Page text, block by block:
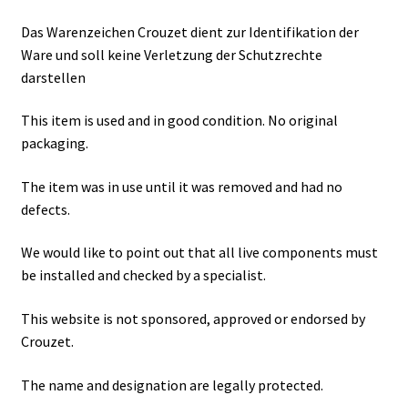
Das Warenzeichen Crouzet dient zur Identifikation der
Ware und soll keine Verletzung der Schutzrechte
darstellen
This item is used and in good condition. No original
packaging.
The item was in use until it was removed and had no
defects.
We would like to point out that all live components must
be installed and checked by a specialist.
This website is not sponsored, approved or endorsed by
Crouzet.
The name and designation are legally protected.